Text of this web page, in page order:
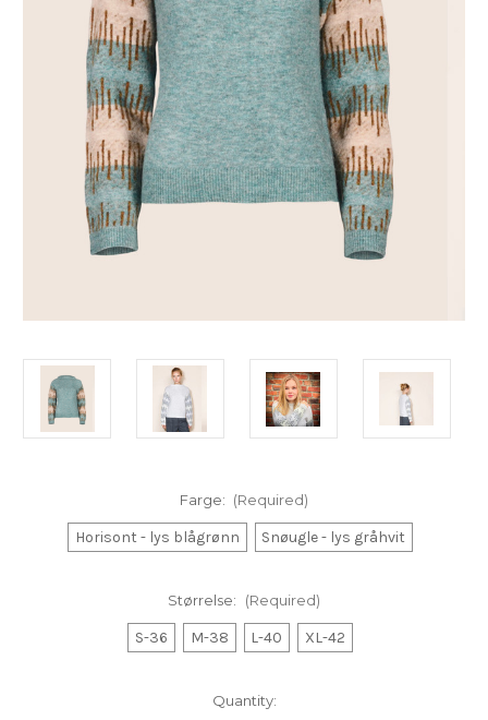
Farge: (Required)
Horisont - lys blågrønn Snøugle - lys gråhvit
Størrelse: (Required)
S-36 M-38 L-40 XL-42
Quantity: